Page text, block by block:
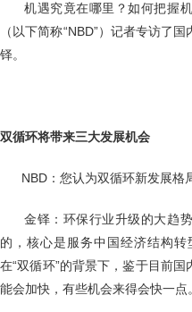
机遇究竟在哪里？如何把握机
（以下简称“NBD”）记者专访了
铎。
双循环将带来三大发展机会
NBD：您认为双循环新发展格
金铎：环保行业升级的大趋势
的，核心是服务中国经济结构
在“双循环”的背景下，鉴于目前
能会加快，有些机会来得会快一点。